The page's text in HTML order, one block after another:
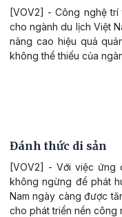
[VOV2] - Công nghệ
cho ngành du lịch Việt
nâng cao hiệu quả
không thể thiếu của
Đánh thức di sản
[VOV2] - Với việc ứng
không ngừng để phát
Nam ngày càng được
cho phát triển nền công